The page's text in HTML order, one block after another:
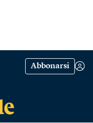
Abbonarsi